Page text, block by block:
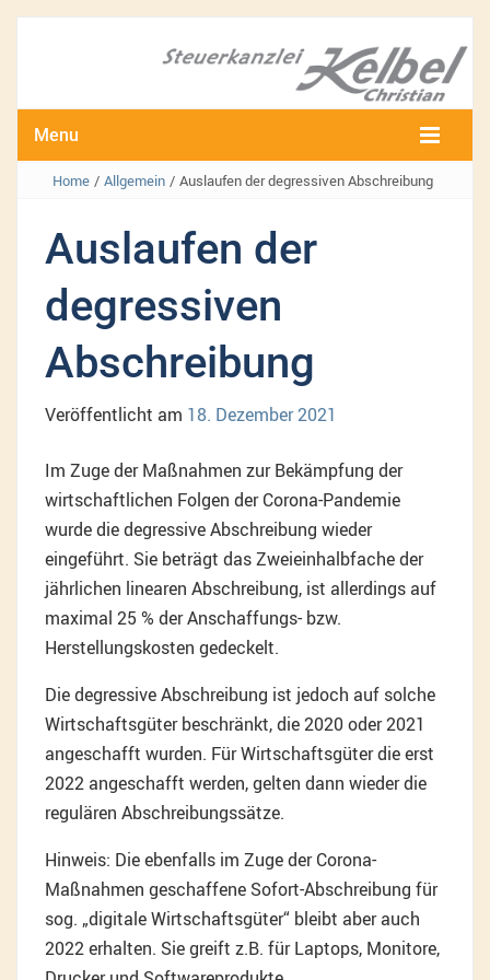
Menu
Home / Allgemein / Auslaufen der degressiven Abschreibung
Auslaufen der
degressiven
Abschreibung
Veröffentlicht am 18. Dezember 2021
Im Zuge der Maßnahmen zur Bekämpfung der
wirtschaftlichen Folgen der Corona-Pandemie
wurde die degressive Abschreibung wieder
eingeführt. Sie beträgt das Zweieinhalbfache der
jährlichen linearen Abschreibung, ist allerdings auf
maximal 25 % der Anschaffungs- bzw.
Herstellungskosten gedeckelt.
Die degressive Abschreibung ist jedoch auf solche
Wirtschaftsgüter beschränkt, die 2020 oder 2021
angeschafft wurden. Für Wirtschaftsgüter die erst
2022 angeschafft werden, gelten dann wieder die
regulären Abschreibungssätze.
Hinweis: Die ebenfalls im Zuge der Corona-
Maßnahmen geschaffene Sofort-Abschreibung für
sog. „digitale Wirtschaftsgüter“ bleibt aber auch
2022 erhalten. Sie greift z.B. für Laptops, Monitore,